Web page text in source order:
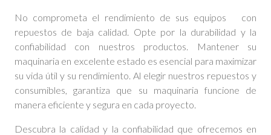
No comprometa el rendimiento de sus equipos con
repuestos de baja calidad. Opte por la durabilidad y la
confiabilidad con nuestros productos. Mantener su
maquinaria en excelente estado es esencial para maximizar
su vida útil y su rendimiento. Al elegir nuestros repuestos y
consumibles, garantiza que su maquinaria funcione de
manera eficiente y segura en cada proyecto.
Descubra la calidad y la confiabilidad que ofrecemos en